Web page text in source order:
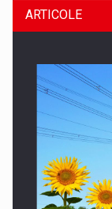
CEO
ARTICOLE